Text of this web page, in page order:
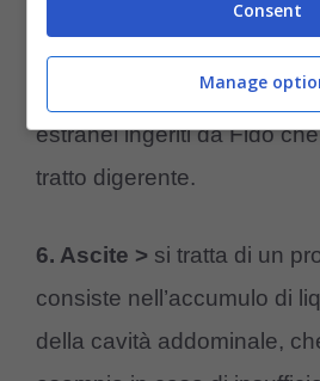
potrebbe avere qualche
peritonite nel caneo la
estranei ingeriti da Fido
tratto digerente.
6. Ascite > si tratta di un
consiste nell’accumulo di
della cavità addominale,
Consent
Manage